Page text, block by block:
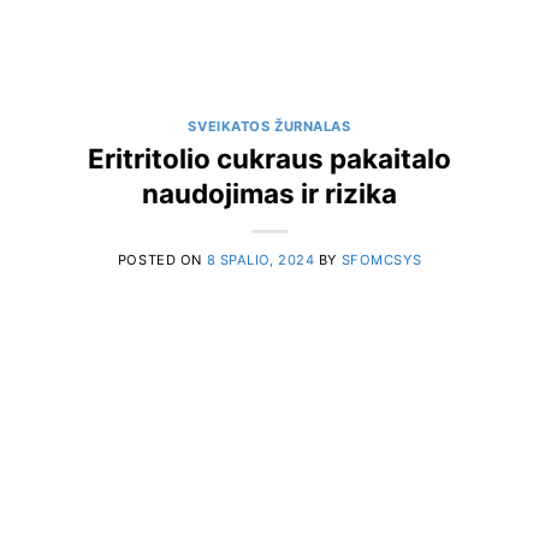
SVEIKATOS ŽURNALAS
Eritritolio cukraus pakaitalo
naudojimas ir rizika
POSTED ON 8 SPALIO, 2024 BY SFOMCSYS